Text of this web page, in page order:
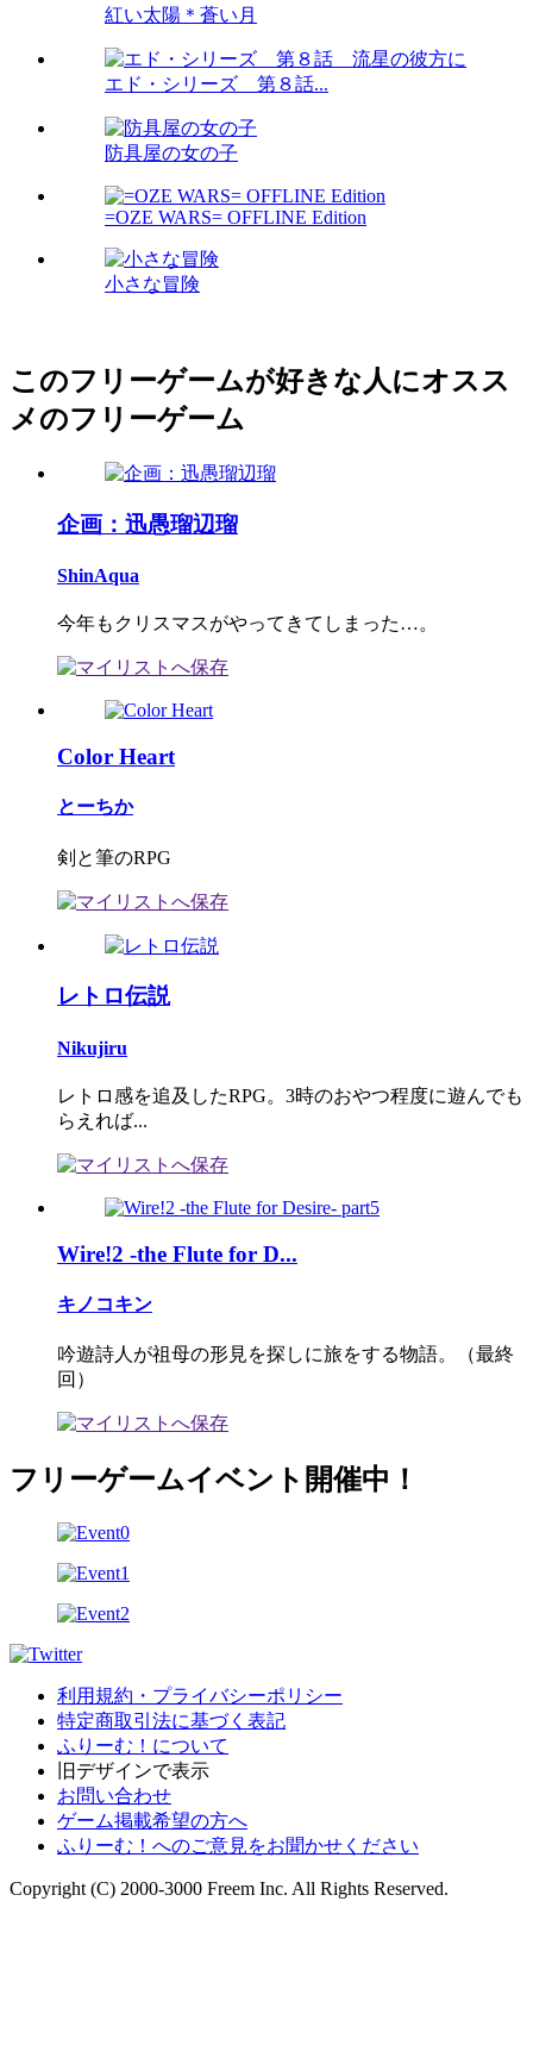
紅い太陽＊蒼い月
エド・シリーズ 第８話...
防具屋の女の子
=OZE WARS= OFFLINE Edition
小さな冒険
このフリーゲームが好きな人にオスス
メのフリーゲーム
企画：迅愚瑠辺瑠
ShinAqua
今年もクリスマスがやってきてしまった…。
Color Heart
とーちか
剣と筆のRPG
レトロ伝説
Nikujiru
レトロ感を追及したRPG。3時のおやつ程度に遊んでも
らえれば...
Wire!2 -the Flute for D...
キノコキン
吟遊詩人が祖母の形見を探しに旅をする物語。（最終
回）
フリーゲームイベント開催中！
利用規約・プライバシーポリシー
特定商取引法に基づく表記
ふりーむ！について
旧デザインで表示
お問い合わせ
ゲーム掲載希望の方へ
ふりーむ！へのご意見をお聞かせください
Copyright (C) 2000-3000 Freem Inc. All Rights Reserved.